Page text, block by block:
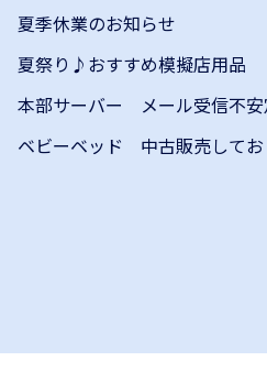
夏季休業のお知らせ
夏祭り♪おすすめ模擬店用品
本部サーバー メール受信不安
ベビーベッド 中古販売してお